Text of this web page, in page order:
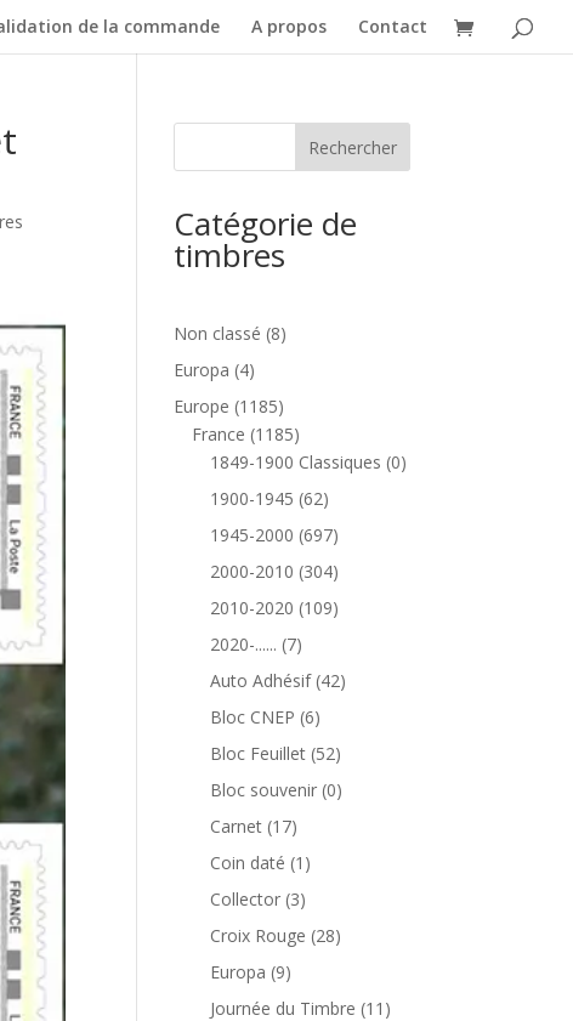
de la commande A propos Contact
Catégorie de
timbres
Non classé 88
Europa 44
produits
Europe 11851185
produits
France 11851185
produits
1849-1900 Classiques 00
1900-1945 6262
produits
1945-2000 697697
produits
2000-2010 304304
produits
2010-2020 109109
2020-...... 77
produits
Auto Adhésif 4242
Bloc CNEP 66
produits
Bloc Feuillet 5252
produits
Bloc souvenir 00
Carnet 1717
produits
Coin daté 1 1
Collector 33
produits
Croix Rouge 2828
Europa 99
produits
Journée du Timbre 11 11